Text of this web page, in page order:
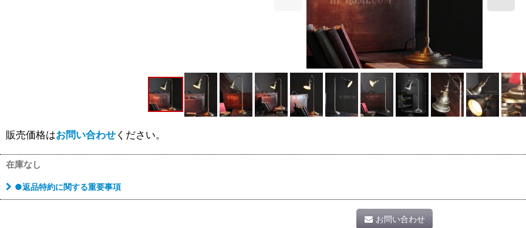
販売価格はお問い合わせください。
在庫なし
●返品特約に関する重要事項
お問い合わせ